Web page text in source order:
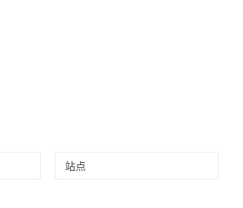
站点